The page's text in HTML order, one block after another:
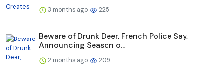
3 months ago 225
Beware of Drunk Deer, French Police Say,
Announcing Season o...
2 months ago 209